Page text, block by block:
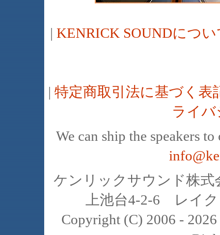
| KENRICK SOUNDにつ
| 特定商取引法に基づく表
ライ
We can ship the speakers
ケンリックサウンド株
上池台4-2-6 レイ
Copyright (C) 2006 -